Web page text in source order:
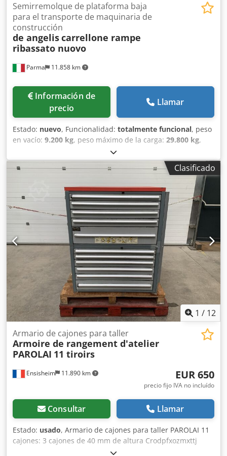
Parma 11.858 km
Semirremolque de plataforma baja
para el transporte de maquinaria de
construcción
de angeliscarrellone rampe
ribassato nuovo
Información de
precio
Llamar
Estado: nuevo, Funcionalidad: totalmente funcional, peso
en vacío: 9.200 kg, peso máximo de la carga: 29.800 kg,
, configuración de ejes:
longitud del espacio de carga:10.000 mm, anchura del
espacio de carga:2.550 mm, altura del espacio de carga:
13.700 mm
2.550
, amortiguación:aire, tamaño del neumático:
245.70 R
blanco, freno de remolque:remolque con
freno, Año de fabricación:2026, Equipamiento:
ABS,
elevador trasero , semirremolque plataforma De Angelis,
nuevo, disponible para entrega inmediata, sujeto a
disponibilidad, 3 ejes con suspensión neumática, tercer
eje direccional, EBS, plataforma de 10 metros de longitud,
altura desde el suelo de 85 cm, rampas dobles
electrohidráulicas con doble pistón para una apertura
completa, rampas ajustables en anchura, rampas
galvanizadas en caliente, par de ganchos laterales tipo
Rud y alojamiento para puntales, suelo de chapa y
madera, n.º 12 neumáticos 245.70 R 17.5, laterales de
aluminio en el cuello, garantía del fabricante,
CONCESIONARIO INTERDRIVE SRL - PARMA. Crodpfxjznm
Tqe Aanjf
Clasificado
1 / 12
Ensisheim 11.890 km
Armario de cajones para taller
Armoire de rangement d'atelier
PAROLAI 11 tiroirs
EUR 650
precio fijo IVA no incluído
Consultar Llamar
Estado: usado, Armario de cajones para taller PAROLAI 11
cajones: 3 cajones de 40 mm de altura Crodpfxozmxttj
Aansf 6 cajones de 60 mm de altura 1 cajón de 150 mm de